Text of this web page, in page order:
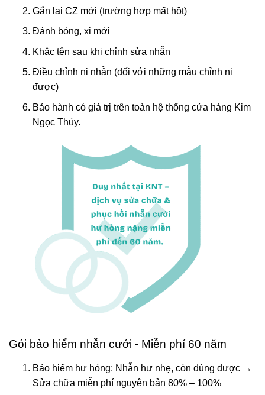
Gắn lại CZ mới (trường hợp mất hột)
Đánh bóng, xi mới
Khắc tên sau khi chỉnh sửa nhẫn
Điều chỉnh ni nhẫn (đối với những mẫu chỉnh ni
được)
Bảo hành có giá trị trên toàn hệ thống cửa hàng Kim
Ngọc Thủy.
Gói bảo hiểm nhẫn cưới - Miễn phí 60 năm
Bảo hiểm hư hỏng: Nhẫn hư nhẹ, còn dùng được →
Sửa chữa miễn phí nguyên bản 80% – 100%